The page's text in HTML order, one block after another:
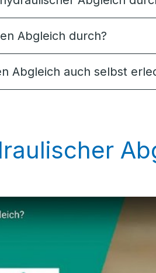
Abgleich durch?
Abgleich auch selbst